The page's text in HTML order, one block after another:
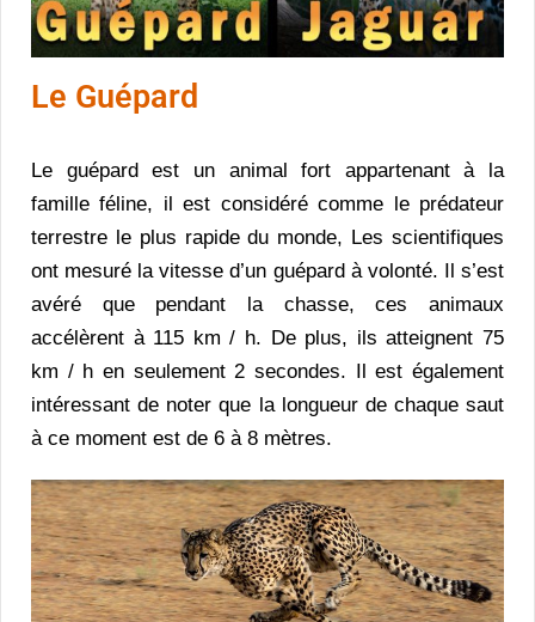
Le Guépard
Le guépard est un animal fort appartenant à la
famille féline, il est considéré comme le prédateur
terrestre le plus rapide du monde, Les scientifiques
ont mesuré la vitesse d’un guépard à volonté. Il s’est
avéré que pendant la chasse, ces animaux
accélèrent à 115 km / h. De plus, ils atteignent 75
km / h en seulement 2 secondes. Il est également
intéressant de noter que la longueur de chaque saut
à ce moment est de 6 à 8 mètres.